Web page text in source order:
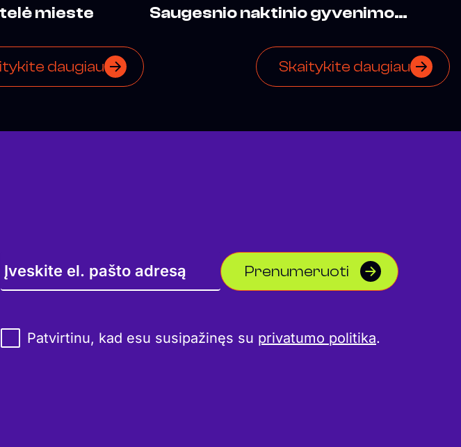
mieste
daugiau
Saugesnio naktinio gyvenimo
Skaitykite daugiau
Prenumeruoti
Patvirtinu, kad esu susipažinęs su privatumo politika.